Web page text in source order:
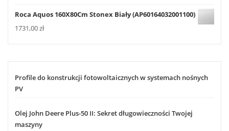
Roca Aquos 160X80Cm Stonex Biały (AP60164032001100)
1731,00zł
Profile do konstrukcji fotowoltaicznych w systemach nośnych
PV
Olej John Deere Plus-50 II: Sekret długowieczności Twojej
maszyny